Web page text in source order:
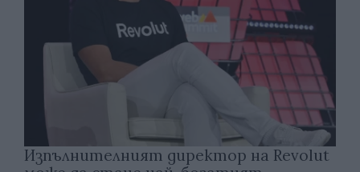
Изпълнителният директор на Revolut